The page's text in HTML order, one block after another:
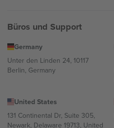
Büros und Support
Germany
Unter den Linden 24, 10117
Berlin, Germany
United States
131 Continental Dr, Suite 305,
Newark, Delaware 19713, United